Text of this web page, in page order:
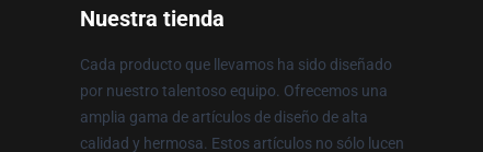
Nuestra tienda
Cada producto que llevamos ha sido diseñado
por nuestro talentoso equipo. Ofrecemos una
amplia gama de artículos de diseño de alta
calidad y hermosa. Estos artículos no sólo lucen